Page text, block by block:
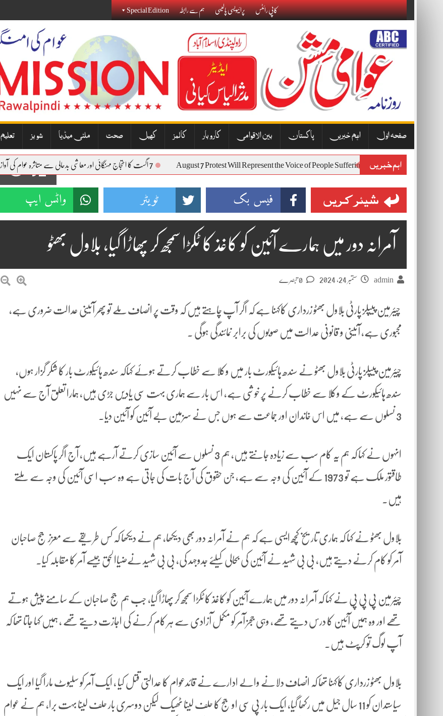
کاپی رائٹس پرائیویسی پالیسی ہم سے رابطہ Special Edition
صفحہ اوّل اہم خبریں پاکستان بین الاقوامی کاروبار کالمز کھیل صحت ملٹی میڈیا شوبز تعلیم
اہم خبریں
August 7 Protest Will Represent the Voice of People Suffering from Inflation 7 اگست کا احتجاج مہنگائی اور معاشی بدحالی سے متاثرہ عوام کی آواز بنے گا: نذیر جنجوعہ 92
شیئر کریں فیس بک ٹویٹر واٹس ایپ
آمرانہ دور میں ہمارے آئین کو کاغذ کا ٹکڑا سمجھ کر پھاڑا گیا، بلاول بھٹو
admin ستمبر 24, 2024
چیئرمین پیپلز پارٹی بلاول بھٹو زرداری کاکہنا ہے کہ اگر آپ چاہتے ہیں کہ وقت پر انصاف ملے تو پھر آئینی عدالت ضروری ہے،
مجبوری ہے، آئینی و قانونی عدالت میں صوبوں کی برابر نمائندگی ہوگی ۔
چیئرمین پیپلز پارٹی بلاول بھٹو نے سندھ ہائیکورٹ بار میں وکلا سے خطاب کرتے ہوئے کہاکہ سندھ ہائیکورٹ بار کا شکر گزار ہوں،
سندھ ہائیکورٹ کے وکلا سے خطاب کرنے پر خوشی ہے، اس بار سے ہماری بہت سی یادیں جڑی ہیں، ہمارا تعلق آج سے نہیں
3 نسلوں سے ہے، میں اس خاندان اور جماعت سے ہوں جس نے سزمین بے آئین کو آئین دیا۔
انہوں نے کہا کہ ہم یہ کام سب سے زیادہ جانتے ہیں، ہم 3 نسلوں سے آئین سازی کرتے آرہے ہیں، آج اگر پاکستان ایک
طاقتور ملک ہے تو 1973 کے آئین کی وجہ سے ہے، جن حقوق کی آج بات کی جاتی ہے وہ سب اسی آئین کی وجہ سے ملتے
ہیں۔
بلاول بھٹو نے کہا کہ ہماری تاریخ کچھ ایسی ہے کہ ہم نے آمرانہ دور بھی دیکھا، ہم نے دیکھا کہ کس طریقے سے معزز جج صاحبان
آمر کو کام کرنے دیتے ہیں، بی بی شہید نے آئین کی بحالی کیلئے جدوجہد کی، بی بی شہید نےضیاالحق جیسے آمر کا مقابلہ کیا۔
چیئرمین پی پی پی نے کہا کہ آمرانہ دور میں ہمارے آئین کو کاغذ کا ٹکڑا سمجھ کر پھاڑا گیا، جب ہم جج صاحبان کے سامنے پیش ہوتے
تھے اور وہ ہمیں آئین کا درس دیتے تھے، وہی ججز آمر کو مکمل آزادی سے ہر کام کرنے کی اجازت دیتے تھے ، ہمیں کہا جاتا تھا کہ
آپ لوگ تو کرپٹ ہیں۔
بلاول بھٹو زرداری کاکہنا تھا کہ انصاف دلانے والے ادارے نے قائدعوام کا عدالتی قتل کیا ، ایک آمر کو سلیوٹ مارا گیا اور ایک
سیاستدان کو 11 سال جیل میں رکھا گیا، ایک بار پی سی او جج کا حلف لینا ٹھیک لیکن دوسری بار حلف لینا بہت برا، ہم نے عوام